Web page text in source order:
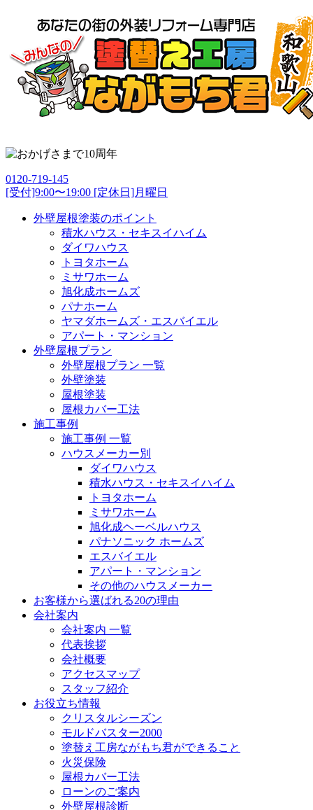
0120-719-145
[受付]9:00〜19:00 [定休日]月曜日
外壁屋根塗装のポイント
積水ハウス・セキスイハイム
ダイワハウス
トヨタホーム
ミサワホーム
旭化成ホームズ
パナホーム
ヤマダホームズ・エスバイエル
アパート・マンション
外壁屋根プラン
外壁屋根プラン 一覧
外壁塗装
屋根塗装
屋根カバー工法
施工事例
施工事例 一覧
ハウスメーカー別
ダイワハウス
積水ハウス・セキスイハイム
トヨタホーム
ミサワホーム
旭化成ヘーベルハウス
パナソニック ホームズ
エスバイエル
アパート・マンション
その他のハウスメーカー
お客様から選ばれる20の理由
会社案内
会社案内 一覧
代表挨拶
会社概要
アクセスマップ
スタッフ紹介
お役立ち情報
クリスタルシーズン
モルドバスター2000
塗替え工房ながもち君ができること
火災保険
屋根カバー工法
ローンのご案内
外壁屋根診断